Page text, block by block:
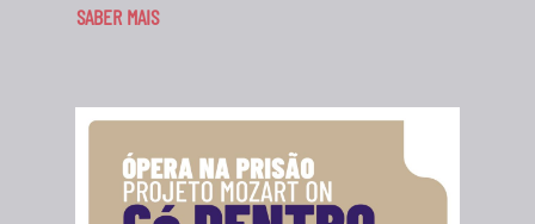
SABER MAIS